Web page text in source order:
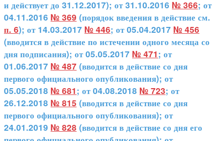
и действует до 31.12.2017); от 31.10.2016 № 366; от
04.11.2016 № 369 (порядок введения в действие см.
п. 6); от 14.03.2017 № 446; от 05.04.2017 № 456
(вводится в действие по истечении одного месяца со
дня подписания); от 05.05.2017 № 471; от
01.06.2017 № 487 (вводится в действие со дня
первого официального опубликования); от
05.05.2018 № 681; от 04.08.2018 № 723; от
26.12.2018 № 815 (вводится в действие со дня
первого официального опубликования); от
24.01.2019 № 828 (вводится в действие со дня его